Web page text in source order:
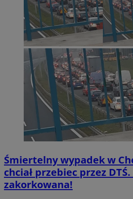
Śmiertelny wypadek w
chciał przebiec przez
zakorkowana!